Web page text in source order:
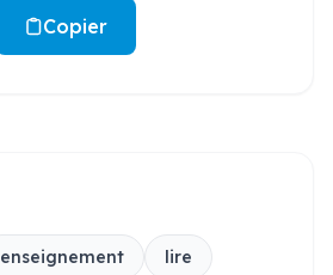
Copier
enseignement lire